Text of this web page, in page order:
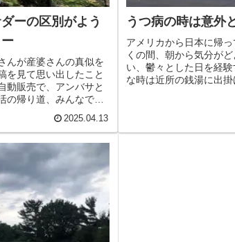
ーの区別がよう
んが産婆さんの真似を
を見て思い出したこと
動販売で、アンバサと
帰り道、みんなでそ
2025.04.13
うつ病の時は意外
アメリカから日本に帰
くの間、朝から気分が
い、鬱々とした日を経
な時は近所の銭湯に出